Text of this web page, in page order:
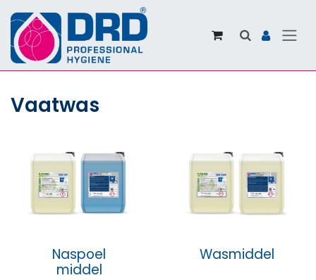
Vaatwas
Naspoel
middel
Wasmiddel